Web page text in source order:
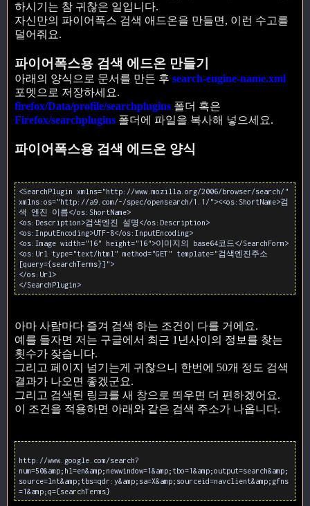
하시기는 참 귀찮은 일입니다.
자신만의 파이어폭스 검색 애드온을 만들면, 이런 수고를
덜어줘요.
파이어폭스용 검색 에드온 만들기
아래의 양식으로 문서를 만든 후 search-engine-name.xml
포멧으로 저장하세요.
firefox/Data/profile/searchplugins 폴더 혹은
Firefox/searchplugins 폴더에 파일을 복사해 넣으세요.
파이어폭스용 검색 에드온 양식
<SearchPlugin xmlns="http://www.mozilla.org/2006/browser/search/"
xmlns:os="http://a9.com/-/spec/opensearch/1.1/"><<os:ShortName>검
색 엔진 이름</os:ShortName>
<os:Description>검색엔진 설명</os:Description>
<os:InputEncoding>UTF-8</os:InputEncoding>
<os:Image width="16" height="16">이미지의 base64코드</SearchForm>
<os:Url type="text/html" method="GET" template="검색엔진주소
[query={searchTerms}]">
</os:Url>
</SearchPlugin>
아마 사람마다 즐겨 검색 하는 조건이 다를 거에요.
예를 들자면 저는 구글에서 최근 1년사이의 정보를 찾는
횟수가 잦습니다.
그리고 페이지 넘기는게 귀찮으니 한번에 50개 정도 검색
결과가 나오면 좋겠군요.
그리고 검색된 링크를 새 창으로 띄우면 더 편하겠어요.
이 조건을 적용하면 아래와 같은 검색 주소가 나옵니다.
http://www.google.com/search?
num=50&amp;hl=en&amp;newwindow=1&amp;tbo=1&amp;output=search&amp;
source=lnt&amp;tbs=qdr:y&amp;sa=X&amp;sourceid=navclient&amp;gfns
=1&amp;q={searchTerms}